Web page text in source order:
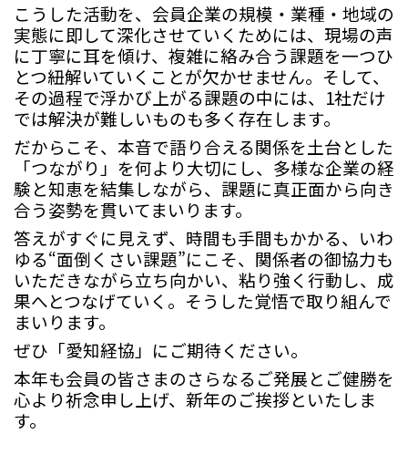
こうした活動を、会員企業の規模・業種・地域の
実態に即して深化させていくためには、現場の声
に丁寧に耳を傾け、複雑に絡み合う課題を一つひ
とつ紐解いていくことが欠かせません。そして、
その過程で浮かび上がる課題の中には、 1社だけ
では解決が難しいものも多く存在します。
だからこそ、本音で語り合える関係を土台とした
「つながり」を何より大切にし、多様な企業の経
験と知恵を結集しながら、課題に真正面から向き
合う姿勢を貫いてまいります。
答えがすぐに見えず、時間も手間もかかる、いわ
ゆる“面倒くさい課題”にこそ、関係者の御協力も
いただきながら立ち向かい、粘り強く行動し、成
果へとつなげていく。そうした覚悟で取り組んで
まいります。
ぜひ「愛知経協」にご期待ください。
本年も会員の皆さまのさらなるご発展とご健勝を
心より祈念申し上げ、新年のご挨拶といたしま
す。